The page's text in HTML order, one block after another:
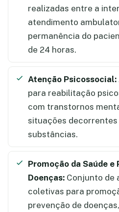
realizadas entre a
atendimento
permanência do
de 24 horas.
Atenção Psicossocial:
para reabilitação
com transtornos
situações decorrentes
substâncias.
Promoção da Saúde e
Doenças: Conjunto de
coletivas para
prevenção de